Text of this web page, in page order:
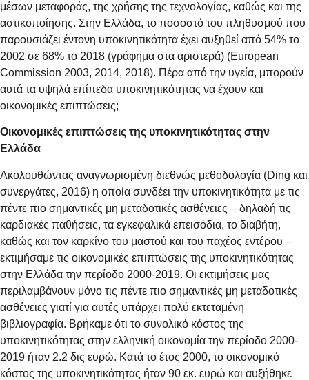
μέσων μεταφοράς, της χρήσης της τεχνολογίας, καθώς και της
αστικοποίησης. Στην Ελλάδα, το ποσοστό του πληθυσμού που
παρουσιάζει έντονη υποκινητικότητα έχει αυξηθεί από 54% το
2002 σε 68% το 2018 (γράφημα στα αριστερά) (European
Commission 2003, 2014, 2018). Πέρα από την υγεία, μπορούν
αυτά τα υψηλά επίπεδα υποκινητικότητας να έχουν και
οικονομικές επιπτώσεις;
Οικονομικές επιπτώσεις της υποκινητικότητας στην
Ελλάδα
Ακολουθώντας αναγνωρισμένη διεθνώς μεθοδολογία (Ding και
συνεργάτες, 2016) η οποία συνδέει την υποκινητικότητα με τις
πέντε πιο σημαντικές μη μεταδοτικές ασθένειες – δηλαδή τις
καρδιακές παθήσεις, τα εγκεφαλικά επεισόδια, το διαβήτη,
καθώς και τον καρκίνο του μαστού και του παχέος εντέρου –
εκτιμήσαμε τις οικονομικές επιπτώσεις της υποκινητικότητας
στην Ελλάδα την περίοδο 2000-2019. Οι εκτιμήσεις μας
περιλαμβάνουν μόνο τις πέντε πιο σημαντικές μη μεταδοτικές
ασθένειες γιατί για αυτές υπάρχει πολύ εκτεταμένη
βιβλιογραφία. Βρήκαμε ότι το συνολικό κόστος της
υποκινητικότητας στην ελληνική οικονομία την περίοδο 2000-
2019 ήταν 2.2 δις ευρώ. Κατά το έτος 2000, το οικονομικό
κόστος της υποκινητικότητας ήταν 90 εκ. ευρώ και αυξήθηκε